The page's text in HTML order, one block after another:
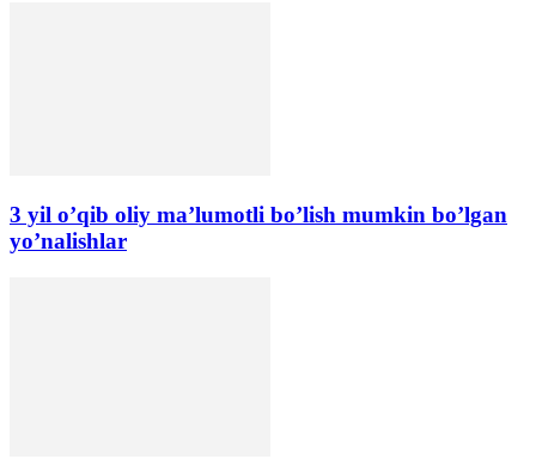
3 yil o’qib oliy ma’lumotli bo’lish mumkin bo’lgan
yo’nalishlar